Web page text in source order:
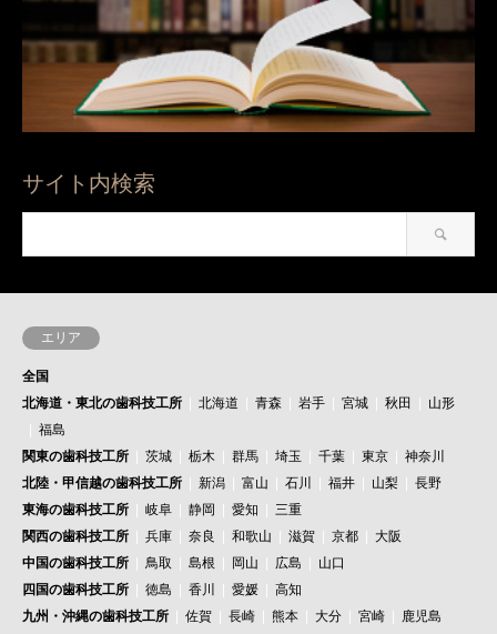
サイト内検索
エリア
全国
北海道・東北の歯科技工所
北海道 青森 岩手 宮城 秋田
山形
福島
関東の歯科技工所
茨城 栃木 群馬 埼玉 千葉 東京
神奈川
北陸・甲信越の歯科技工所
新潟 富山 石川 福井 山梨
長野
東海の歯科技工所
岐阜 静岡 愛知
三重
関西の歯科技工所
兵庫 奈良 和歌山 滋賀 京都
大阪
中国の歯科技工所
鳥取 島根 岡山 広島
山口
四国の歯科技工所
徳島 香川 愛媛
高知
九州・沖縄の歯科技工所
佐賀 長崎 熊本 大分 宮崎
鹿児島